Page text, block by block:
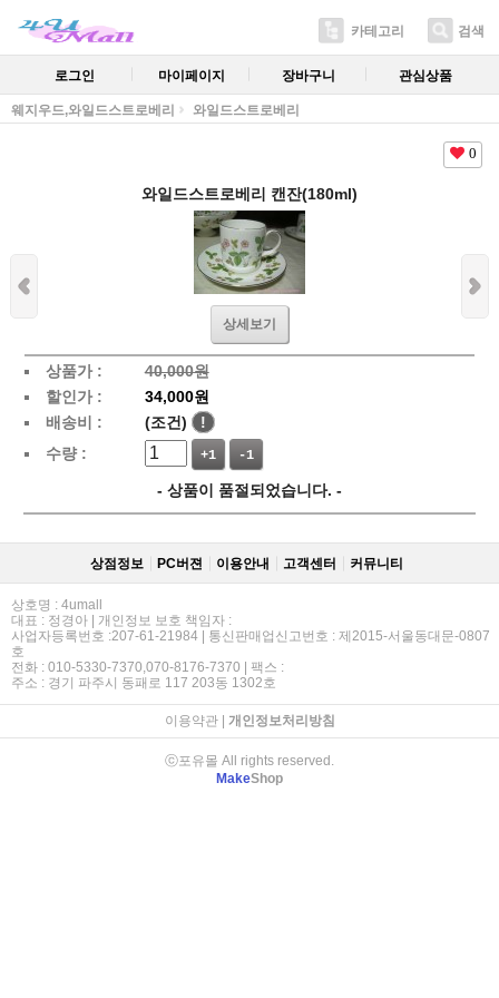
카테고리 검색
로그인 마이페이지 장바구니 관심상품
웨지우드,와일드스트로베리 와일드스트로베리
0
와일드스트로베리 캔잔(180ml)
상세보기
상품가 :
40,000원
할인가 :
34,000원
배송비 :
(조건)
!
수량 :
+1 -1
- 상품이 품절되었습니다. -
상점정보 PC버젼 이용안내 고객센터 커뮤니티
상호명 : 4umall
대표 : 정경아 | 개인정보 보호 책임자 :
사업자등록번호 :207-61-21984 | 통신판매업신고번호 : 제2015-서울동대문-0807
호
전화 : 010-5330-7370,070-8176-7370 | 팩스 :
주소 : 경기 파주시 동패로 117 203동 1302호
이용약관| 개인정보처리방침
ⓒ포유몰 All rights reserved.
MakeShop